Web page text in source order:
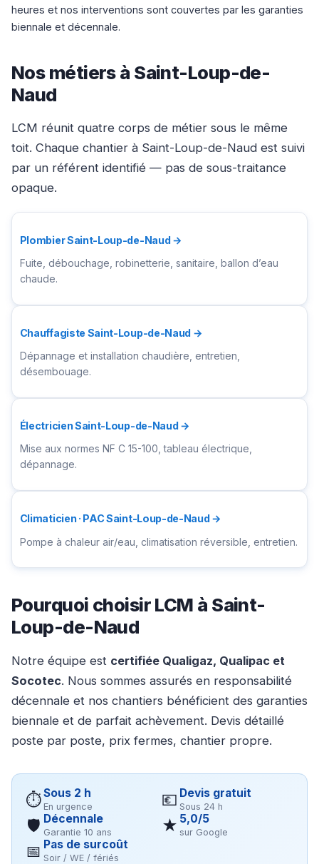
heures et nos interventions sont couvertes par les garanties
biennale et décennale.
Nos métiers à Saint-Loup-de-
Naud
LCM réunit quatre corps de métier sous le même
toit. Chaque chantier à Saint-Loup-de-Naud est suivi
par un référent identifié — pas de sous-traitance
opaque.
Plombier Saint-Loup-de-Naud →
Fuite, débouchage, robinetterie, sanitaire, ballon d’eau
chaude.
Chauffagiste Saint-Loup-de-Naud →
Dépannage et installation chaudière, entretien,
désembouage.
Électricien Saint-Loup-de-Naud →
Mise aux normes NF C 15-100, tableau électrique,
dépannage.
Climaticien · PAC Saint-Loup-de-Naud →
Pompe à chaleur air/eau, climatisation réversible, entretien.
Pourquoi choisir LCM à Saint-
Loup-de-Naud
Notre équipe est certifiée Qualigaz, Qualipac et
Socotec. Nous sommes assurés en responsabilité
décennale et nos chantiers bénéficient des garanties
biennale et de parfait achèvement. Devis détaillé
poste par poste, prix fermes, chantier propre.
⏱Sous 2 h
En urgence 💶 Devis gratuit
Sous 24 h
🛡 Décennale
Garantie 10 ans ★ 5,0/5
sur Google
📅 Pas de surcoût
Soir / WE / fériés